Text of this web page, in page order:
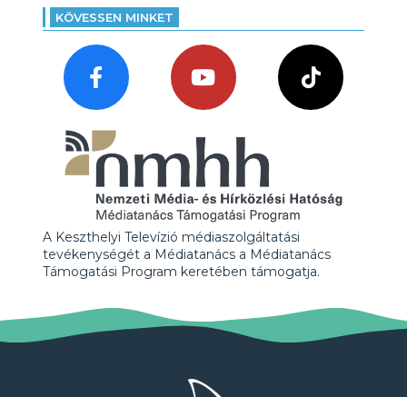
KÖVESSEN MINKET
A Keszthelyi Televízió médiaszolgáltatási
tevékenységét a Médiatanács a Médiatanács
Támogatási Program keretében támogatja.